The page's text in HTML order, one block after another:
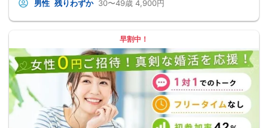
男性 残りわずか 30〜49歳 4,900円
早割中！